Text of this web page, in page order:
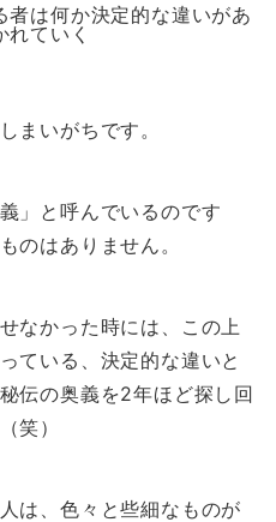
者は何か決定的な違いがあ
ていく
まいがちです。
」と呼んでいるのです
のはありません。
なかった時には、この上
ている、決定的な違いと
伝の奥義を2年ほど探し回
笑）
は、色々と些細なものが